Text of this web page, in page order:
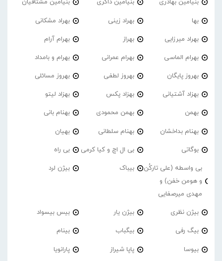
بنیامین بهادری بنیامین ذاکری بنیامین مشتاقیان
بها بهراد زینی بهراد مشکانی
بهراد میرزایی بهراز بهرام آرام
بهرام الماسی بهرام عمرانی بهرام و بامداد
بهروز پایگان بهروز لطفی بهروز مسائلی
بهزاد آشتیانی بهزاد پکس بهزاد لیتو
بهمن بهمن محمودی بهنام بانی
بهنام بداخشان بهنام سلطانی بهیان
بوگاتی بی ال اچ و کیا کرمی بی راه
بی واسطه (علی تارکُن
و هومن خفن) و
مهدی میرصفایی
بیباک بیژن لرد
بیژن نظری بیژن یار بیس بیسواد
بیگ رفی بیگباب بینام
بیوسا پاپا شیراز پارانویا